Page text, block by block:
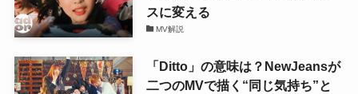
スに変える
MV解説
「Ditto」の意味は？NewJeansが
二つのMVで描く“同じ気持ち”と